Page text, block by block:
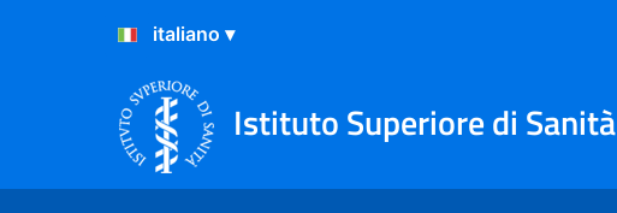
Salta al Contenuto
Salta al Footer
Istituto Superiore di Sanità